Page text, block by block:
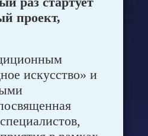
проект,
искусство» и